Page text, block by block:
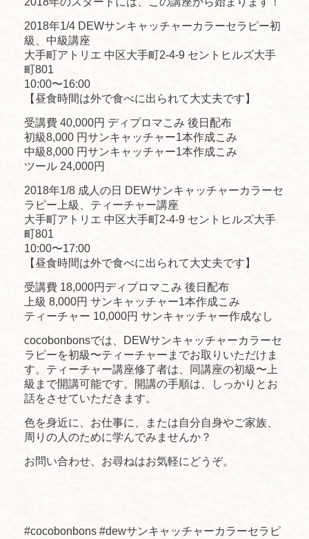
2018年1/4 DEWサンキャッチャーカラーセラピー初
級、中級講座
大手町アトリエ 中区大手町2-4-9 セントヒルズ大手
町801
10:00〜16:00
【昼食時間は外で食べに出られて大丈夫です】
受講費 40,000円 ディプロマこみ 後日配布
初級8,000 円サンキャッチャー1本作成こみ
中級8,000 円サンキャッチャー1本作成こみ
ツール 24,000円
2018年1/8 成人の日 DEWサンキャッチャーカラーセ
ラピー上級、ティーチャー講座
大手町アトリエ 中区大手町2-4-9 セントヒルズ大手
町801
10:00〜17:00
【昼食時間は外で食べに出られて大丈夫です】
受講費 18,000円ディプロマこみ 後日配布
上級 8,000円 サンキャッチャー1本作成こみ
ティーチャー 10,000円 サンキャッチャー作成なし
cocobonbonsでは、DEWサンキャッチャーカラーセ
ラピーを初級〜ティーチャーまでお取りいただけま
す。ティーチャー講座修了者は、同講座の初級〜上
級まで開講可能です。開講の手順は、しっかりとお
話をさせていただきます。
色を身近に、お仕事に、または自分自身やご家族、
周りの人のために学んでみませんか？
お問い合わせ、お尋ねはお気軽にどうぞ。
#cocobonbons #dewサンキャッチャーカラーセラピ